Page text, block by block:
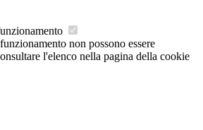
non possono essere
l'elenco nella pagina della cookie